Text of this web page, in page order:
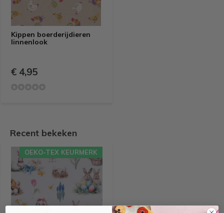
Kippen boerderijdieren
linnenlook
€ 4,95
Recent bekeken
OEKO-TEX KEURMERK